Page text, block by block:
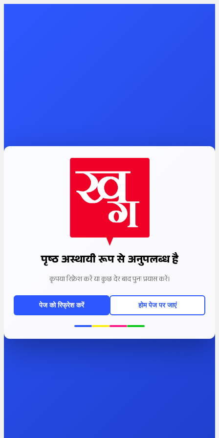
पृष्ठ अस्थायी रूप से अनुपलब्ध है
कृपया रिफ्रेश करें या कुछ देर बाद पुनः प्रयास करें।
पेज को रिफ्रेश करें होम पेज पर जाएं